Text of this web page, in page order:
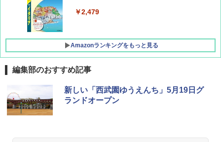
￥1,760
￥2,479
Amazonランキングをもっと見る
[キャンパーズコレクション 山善] ポップアッ
プテント 傘みたいに広げて畳める パッとサ
ッとサンシェード キューブ フルクローズ メ
￥6,831
GRANDOOR ステンレス保冷剤 2個セット 2
026リニューアル 急速冷凍 空間倍増 衛生的
コンパクト 保冷力長持ち
編集部のおすすめ記事
新しい「西武園ゆうえんち」5月19日グ
ランドオープン